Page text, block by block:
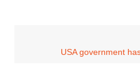
USA government